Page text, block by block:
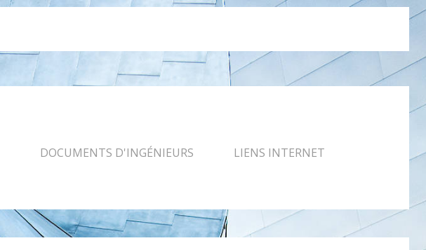
DOCUMENTS D'INGÉNIEURS LIENS INTERNET